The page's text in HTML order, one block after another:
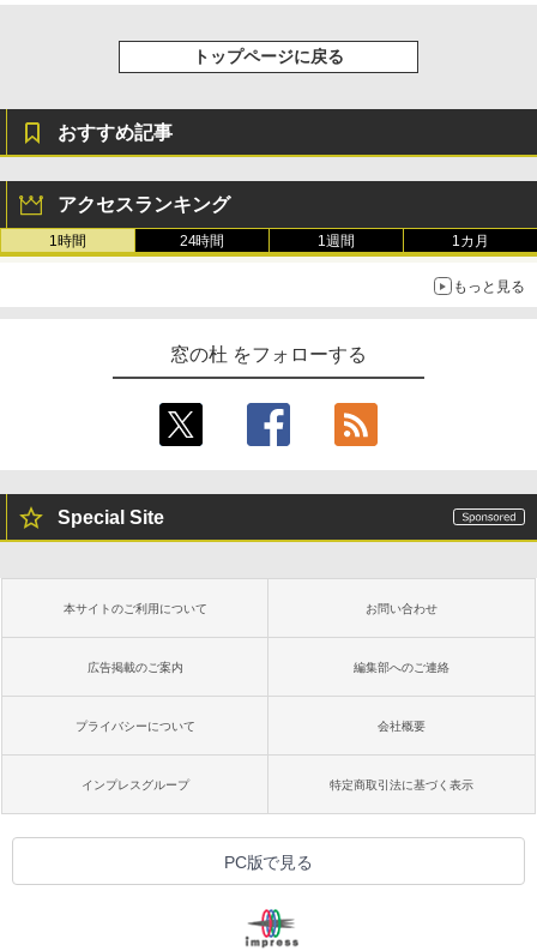
トップページに戻る
おすすめ記事
アクセスランキング
1時間 24時間 1週間 1カ月
もっと見る
窓の杜 をフォローする
Special Site
本サイトのご利用について お問い合わせ
広告掲載のご案内 編集部へのご連絡
プライバシーについて 会社概要
インプレスグループ 特定商取引法に基づく表示
PC版で見る